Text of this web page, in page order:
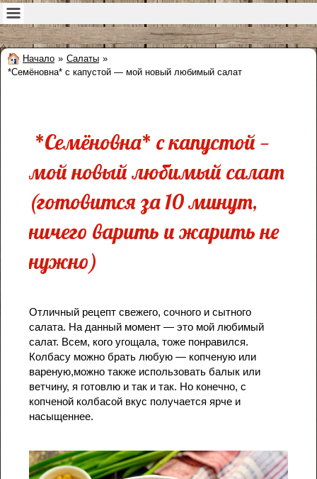
Начало » Салаты »
*Семёновна* с капустой — мой новый любимый салат
*Семёновна* с капустой —
мой новый любимый салат
(готовится за 10 минут,
ничего варить и жарить не
нужно)
Отличный рецепт свежего, сочного и сытного
салата. На данный момент — это мой любимый
салат. Всем, кого угощала, тоже понравился.
Колбасу можно брать любую — копченую или
вареную,можно также использовать балык или
ветчину, я готовлю и так и так. Но конечно, с
копченой колбасой вкус получается ярче и
насыщеннее.